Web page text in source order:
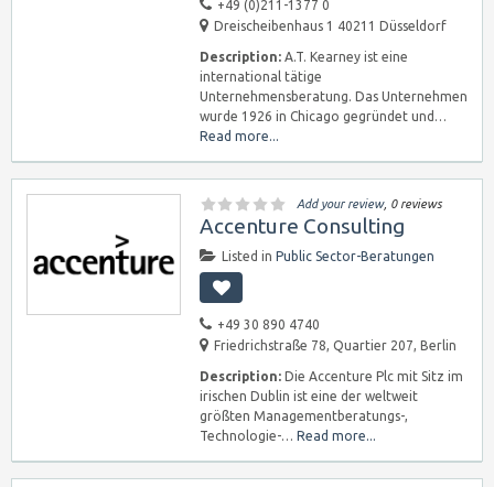
+49 (0)211-1377 0
Dreischeibenhaus 1 40211 Düsseldorf
Description: A.T. Kearney ist eine
international tätige
Unternehmensberatung. Das Unternehmen
wurde 1926 in Chicago gegründet und…
Read more...
Add your review, 0 reviews
Accenture Consulting
Listed in Public Sector-Beratungen
+49 30 890 4740
Friedrichstraße 78, Quartier 207, Berlin
Description: Die Accenture Plc mit Sitz im
irischen Dublin ist eine der weltweit
größten Managementberatungs-,
Technologie-… Read more...